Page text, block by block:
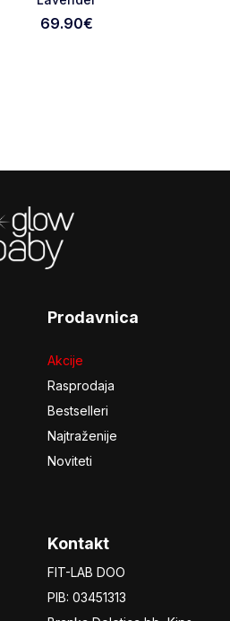
69.90€
Prodavnica
Akcije
Rasprodaja
Bestselleri
Najtraženije
Noviteti
Kontakt
FIT-LAB DOO
PIB: 03451313